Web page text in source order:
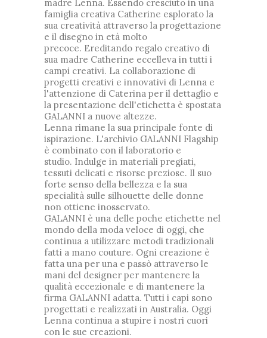
madre Lenna. Essendo cresciuto in una
famiglia creativa Catherine esplorato la
sua creatività attraverso la progettazione
e il disegno in età molto
precoce. Ereditando regalo creativo di
sua madre Catherine eccelleva in tutti i
campi creativi. La collaborazione di
progetti creativi e innovativi di Lenna e
l'attenzione di Caterina per il dettaglio e
la presentazione dell'etichetta è spostata
GALANNI a nuove altezze.
Lenna rimane la sua principale fonte di
ispirazione. L'archivio GALANNI Flagship
è combinato con il laboratorio e
studio. Indulge in materiali pregiati,
tessuti delicati e risorse preziose. Il suo
forte senso della bellezza e la sua
specialità sulle silhouette delle donne
non ottiene inosservato.
GALANNI è una delle poche etichette nel
mondo della moda veloce di oggi, che
continua a utilizzare metodi tradizionali
fatti a mano couture. Ogni creazione è
fatta una per una e passò attraverso le
mani del designer per mantenere la
qualità eccezionale e di mantenere la
firma GALANNI adatta. Tutti i capi sono
progettati e realizzati in Australia. Oggi
Lenna continua a stupire i nostri cuori
con le sue creazioni.